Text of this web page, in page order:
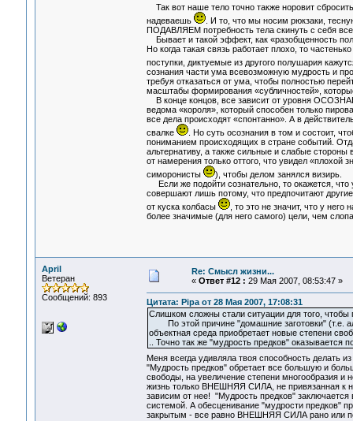
Так вот наше тело точно также норовит
надеваешь
. И то, что мы носим рюкзаки,
ПОДАВЛЯЕМ потребность тела скинуть с себя все
Бывает и такой эффект, как «разобщенность
Но когда такая связь работает плохо, то
поступки, диктуемые из другого полушария
сознания части ума всевозможную мудрость и
требуя отказаться от ума, чтобы полностью
масштабы формирования «субличностей»,
В конце концов, все зависит от уровня
ведома «короля», который способен только
все дела происходят «спонтанно». А в
свалке
. Но суть осознания в том и состоит,
пониманием происходящих в стране событий.
альтернативу, а также сильные и слабые стороны
от намерения только оттого, что увидел «плохой
симоронисты
), чтобы делом занялся визирь.
Если же подойти сознательно, то окажется, что
совершают лишь потому, что предпочитают
от куска колбасы
, то это не значит, что у него
более значимые (для него самого) цели, чем
April
Ветеран
Сообщений: 893
Re: Смысл жизни...
« Ответ #12 : 29 Мая 2007, 08:53:47 »
Цитата: Pipa от 28 Мая 2007, 17:08:31
Слишком сложны стали ситуации для того,
По этой причине "домашние заготовки" (т.е.
объектная среда приобретает новые степени
.. Точно так же "мудрость предков" оказывается
Меня всегда удивляла твоя способность
"Мудрость предков" обретает все большую и
свободы, на увеличение степени многообразия и
жизнь только ВНЕШНЯЯ СИЛА, не привязанная к
зависим от нее! "Мудрость предков"
системой. А обесценивание "мудрости предков"
закрытым - все равно ВНЕШНЯЯ СИЛА рано или